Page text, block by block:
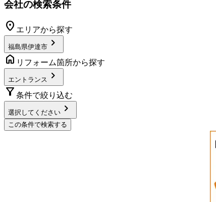
会社の検索条件
location_on エリアから探す
福島県伊達市 chevron_right
home リフォーム箇所から探す
エントランス chevron_right
filter_alt 条件で絞り込む
選択してください chevron_right
この条件で検索する